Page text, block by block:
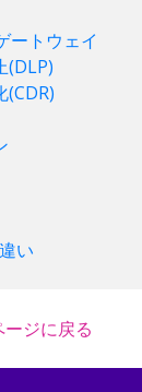
ートウェイ
(DLP)
(CDR)
い
ジに戻る